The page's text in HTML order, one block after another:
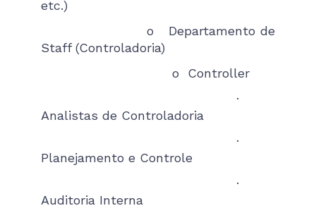
etc.)
o Departamento de
Staff (Controladoria)
o Controller
·
Analistas de Controladoria
·
Planejamento e Controle
·
Auditoria Interna